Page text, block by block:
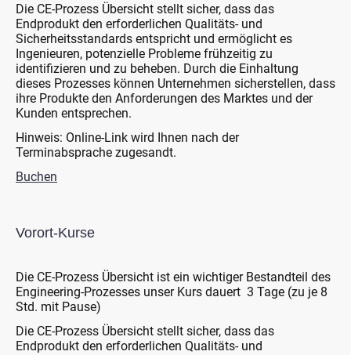
Die CE-Prozess Übersicht stellt sicher, dass das
Endprodukt den erforderlichen Qualitäts- und
Sicherheitsstandards entspricht und ermöglicht es
Ingenieuren, potenzielle Probleme frühzeitig zu
identifizieren und zu beheben. Durch die Einhaltung
dieses Prozesses können Unternehmen sicherstellen, dass
ihre Produkte den Anforderungen des Marktes und der
Kunden entsprechen.
Hinweis: Online-Link wird Ihnen nach der
Terminabsprache zugesandt.
Buchen
Vorort-Kurse
Die CE-Prozess Übersicht ist ein wichtiger Bestandteil des
Engineering-Prozesses unser Kurs dauert 3 Tage (zu je 8
Std. mit Pause)
Die CE-Prozess Übersicht stellt sicher, dass das
Endprodukt den erforderlichen Qualitäts- und